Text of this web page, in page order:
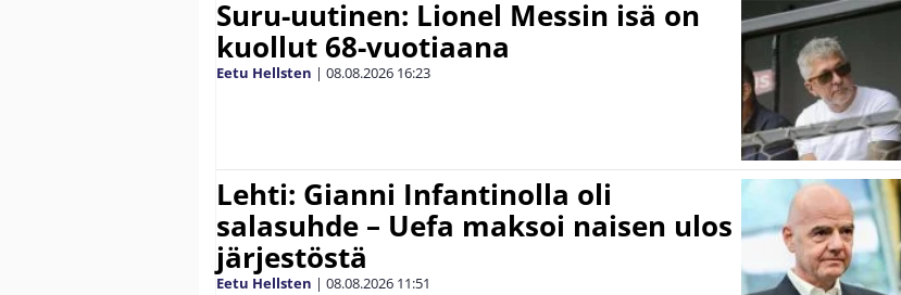
Suru-uutinen: Lionel Messin isä on
kuollut 68-vuotiaana
Eetu Hellsten | 08.08.2026 16:23
Lehti: Gianni Infantinolla oli
salasuhde – Uefa maksoi naisen ulos
järjestöstä
Eetu Hellsten | 08.08.2026 11:51